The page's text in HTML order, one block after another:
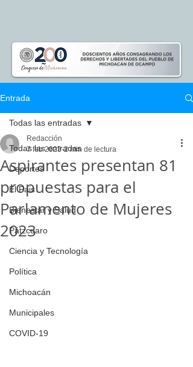
Entrada
Todas las entradas
Deportes
El Pais
Bienestar y Salud
Pátzcuaro
Ciencia y Tecnología
Política
Michoacán
Municipales
COVID-19
Todas las entradas
Aspirantes presentan 81
propuestas para el
Parlamento de Mujeres
2023
Redacción
7 feb 2023 2 min de lectura